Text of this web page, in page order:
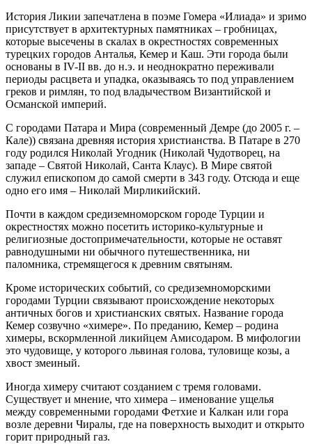
История Ликии запечатлена в поэме Гомера «Илиада» и зримо
присутствует в архитектурных памятниках – гробницах,
которые высечены в скалах в окрестностях современных
турецких городов Анталья, Кемер и Каш. Эти города были
основаны в IV-II вв. до н.э. и неоднократно переживали
периоды расцвета и упадка, оказываясь то под управлением
греков и римлян, то под владычеством Византийской и
Османской империй.
C городами Патара и Мира (современный Демре (до 2005 г. –
Кале)) связана древняя история христианства. В Патаре в 270
году родился Николай Угодник (Николай Чудотворец, на
западе – Святой Николай, Санта Клаус). В Мире святой
служил епископом до самой смерти в 343 году. Отсюда и еще
одно его имя – Николай Мирликийский.
Почти в каждом средиземноморском городе Турции и
окрестностях можно посетить историко-культурные и
религиозные достопримечательности, которые не оставят
равнодушными ни обычного путешественника, ни
паломника, стремящегося к древним святыням.
Кроме исторических событий, со средиземноморскими
городами Турции связывают происхождение некоторых
античных богов и христианских святых. Название города
Кемер созвучно «химере». По преданию, Кемер – родина
химеры, вскормленной ликийцем Амисодаром. В мифологии
это чудовище, у которого львиная голова, туловище козы, а
хвост змеиный.
Иногда химеру считают созданием с тремя головами.
Существует и мнение, что химера – именование ущелья
между современными городами Фетхие и Калкан или гора
возле деревни Чиралы, где на поверхность выходит и открыто
горит природный газ.